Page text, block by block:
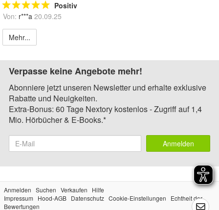
Positiv
Von: r***a 20.09.25
Mehr...
Verpasse keine Angebote mehr!
Abonniere jetzt unseren Newsletter und erhalte exklusive
Rabatte und Neuigkeiten.
Extra-Bonus: 60 Tage Nextory kostenlos - Zugriff auf 1,4
Mio. Hörbücher & E-Books.*
Anmelden
Anmelden Suchen Verkaufen
Hilfe
Impressum
Hood-AGB Datenschutz Cookie-Einstellungen
Echtheit der
Bewertungen